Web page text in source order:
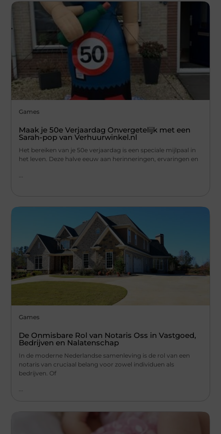
Games
Maak je 50e Verjaardag Onvergetelijk met een
Sarah-pop van Verhuurwinkel.nl
Het bereiken van je 50e verjaardag is een speciale mijlpaal in
het leven. Deze halve eeuw aan herinneringen, ervaringen en
Games
De Onmisbare Rol van Notaris Oss in Vastgoed,
Bedrijven en Nalatenschap
In de moderne Nederlandse samenleving is de rol van een
notaris van cruciaal belang voor zowel individuen als
bedrijven. Of